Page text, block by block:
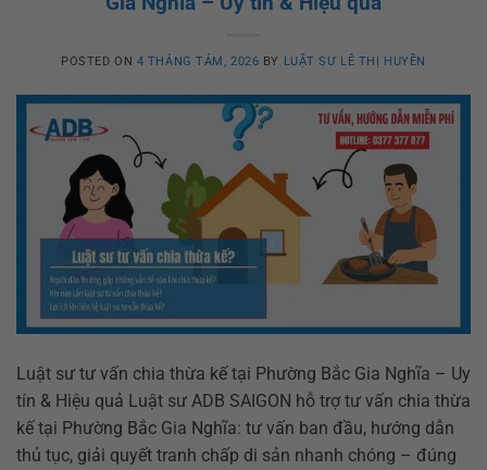
POSTED ON 4 THÁNG TÁM, 2026 BY LUẬT SƯ LÊ THỊ HUYỀN
Luật sư tư vấn chia thừa kế tại Phường Bắc Gia Nghĩa – Uy
tín & Hiệu quả Luật sư ADB SAIGON hỗ trợ tư vấn chia thừa
kế tại Phường Bắc Gia Nghĩa: tư vấn ban đầu, hướng dẫn
thủ tục, giải quyết tranh chấp di sản nhanh chóng – đúng